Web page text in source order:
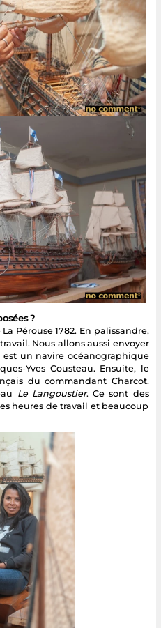
?
Pérouse 1782. En palissandre,
Nous allons aussi envoyer
un navire océanographique
Yves Cousteau. Ensuite, le
du commandant Charcot.
Le Langoustier. Ce sont des
heures de travail et beaucoup